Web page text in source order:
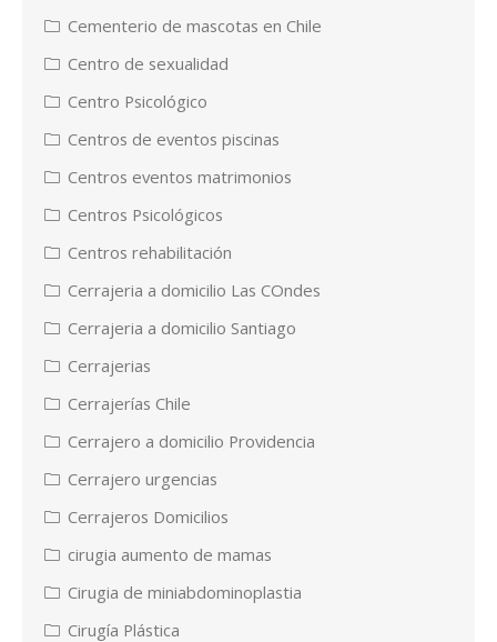
Cementerio de mascotas en Chile
Centro de sexualidad
Centro Psicológico
Centros de eventos piscinas
Centros eventos matrimonios
Centros Psicológicos
Centros rehabilitación
Cerrajeria a domicilio Las COndes
Cerrajeria a domicilio Santiago
Cerrajerias
Cerrajerías Chile
Cerrajero a domicilio Providencia
Cerrajero urgencias
Cerrajeros Domicilios
cirugia aumento de mamas
Cirugia de miniabdominoplastia
Cirugía Plástica